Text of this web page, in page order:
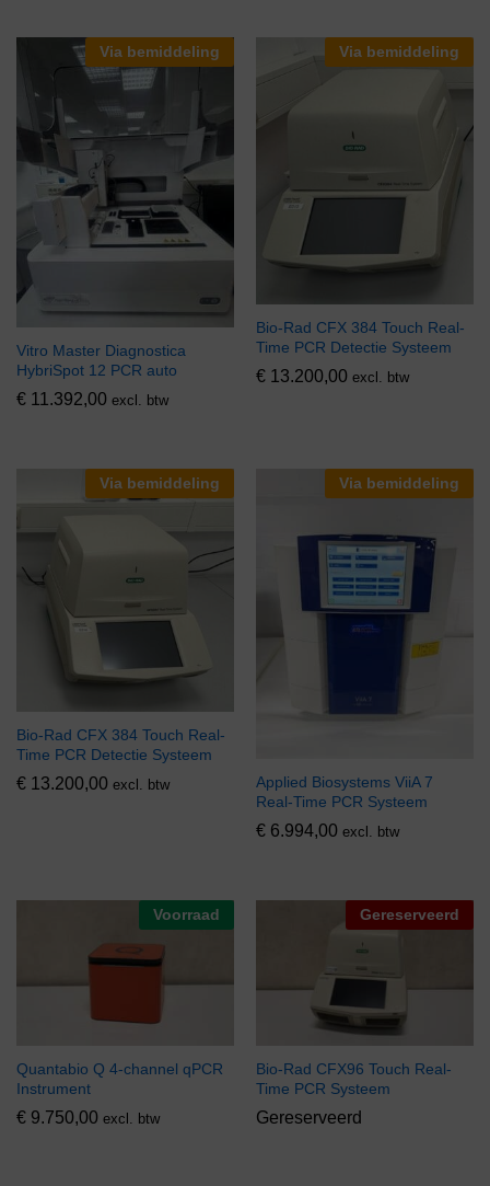
Via bemiddeling
Vitro Master Diagnostica
HybriSpot 12 PCR auto
€ 11.392,00 excl. btw
Via bemiddeling
Bio-Rad CFX 384 Touch Real-
Time PCR Detectie Systeem
€ 13.200,00 excl. btw
Via bemiddeling
Bio-Rad CFX 384 Touch Real-
Time PCR Detectie Systeem
€ 13.200,00 excl. btw
Via bemiddeling
Applied Biosystems ViiA 7
Real-Time PCR Systeem
€ 6.994,00 excl. btw
Voorraad
Quantabio Q 4-channel qPCR
Instrument
€ 9.750,00 excl. btw
Gereserveerd
Bio-Rad CFX96 Touch Real-
Time PCR Systeem
Gereserveerd